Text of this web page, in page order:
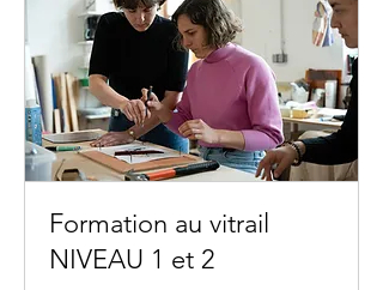
Formation au vitrail
NIVEAU 1 et 2